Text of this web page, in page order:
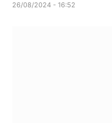
26/08/2024 - 16:52